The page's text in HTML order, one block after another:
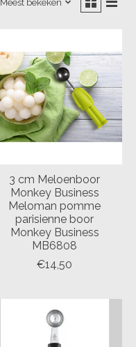
3 cm Meloenboor
Monkey Business
Meloman pomme
parisienne boor
Monkey Business
MB6808
€14,50